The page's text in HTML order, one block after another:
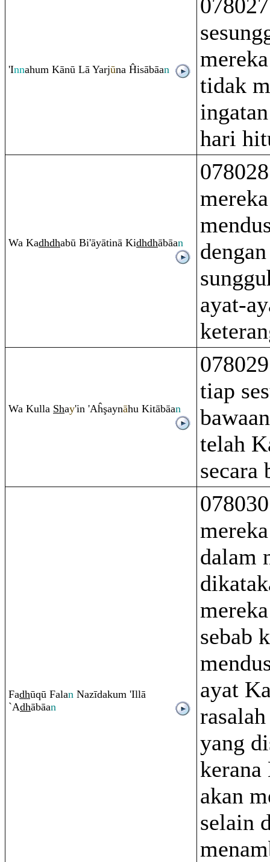
'Innahum Kānū Lā Yarjūna Ĥisābāan
tidak
hari
Wa Kadhdhabū Bi'āyātinā Kidhdhābāan
ayat-
Wa Kulla Shay'in 'Aĥşaynāhu Kitābāan
tiap
telah
secara
Fadhūqū Falan Nazīdakum 'Illā
`Adhābāan
dalam
sebab
ayat
yang
akan
selain